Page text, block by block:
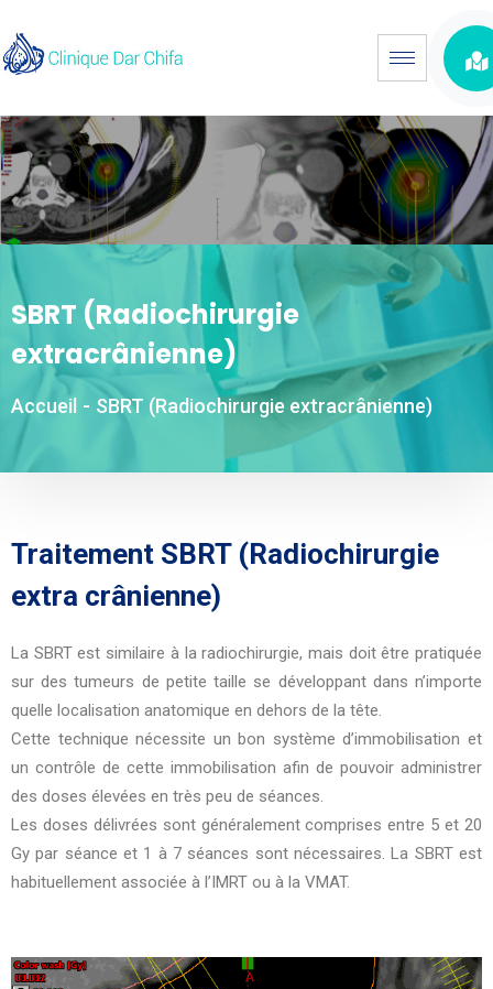
SBRT (Radiochirurgie
extracrânienne)
Accueil - SBRT (Radiochirurgie extracrânienne)
Traitement SBRT (Radiochirurgie
extra crânienne)
La SBRT est similaire à la radiochirurgie, mais doit être pratiquée
sur des tumeurs de petite taille se développant dans n’importe
quelle localisation anatomique en dehors de la tête.
Cette technique nécessite un bon système d’immobilisation et
un contrôle de cette immobilisation afin de pouvoir administrer
des doses élevées en très peu de séances.
Les doses délivrées sont généralement comprises entre 5 et 20
Gy par séance et 1 à 7 séances sont nécessaires. La SBRT est
habituellement associée à l’IMRT ou à la VMAT.